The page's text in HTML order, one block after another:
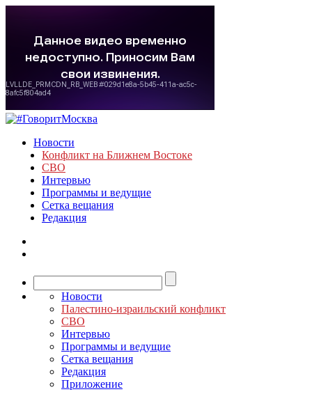
Новости
Конфликт на Ближнем Востоке
СВО
Интервью
Программы и ведущие
Сетка вещания
Редакция
Новости
Палестино-израильский конфликт
СВО
Интервью
Программы и ведущие
Сетка вещания
Редакция
Приложение